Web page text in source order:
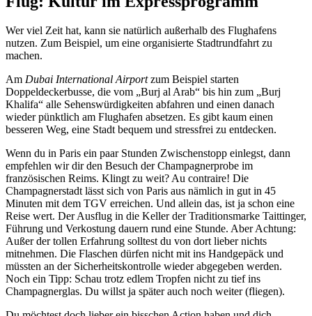
Wer viel Zeit hat, kann sie natürlich außerhalb des Flughafens
nutzen. Zum Beispiel, um eine organisierte Stadtrundfahrt zu
machen.
Am Dubai International Airportzum Beispiel starten
Doppeldeckerbusse, die vom „Burj al Arab“ bis hin zum „Burj
Khalifa“ alle Sehenswürdigkeiten abfahren und einen danach
wieder pünktlich am Flughafen absetzen. Es gibt kaum einen
besseren Weg, eine Stadt bequem und stressfrei zu entdecken.
Wenn du in Paris ein paar Stunden Zwischenstopp einlegst, dann
empfehlen wir dir den Besuch der Champagnerprobe im
französischen Reims. Klingt zu weit? Au contraire! Die
Champagnerstadt lässt sich von Paris aus nämlich in gut in 45
Minuten mit dem TGV erreichen. Und allein das, ist ja schon eine
Reise wert. Der Ausflug in die Keller der Traditionsmarke Taittinger,
Führung und Verkostung dauern rund eine Stunde. Aber Achtung:
Außer der tollen Erfahrung solltest du von dort lieber nichts
mitnehmen. Die Flaschen dürfen nicht mit ins Handgepäck und
müssten an der Sicherheitskontrolle wieder abgegeben werden.
Noch ein Tipp: Schau trotz edlem Tropfen nicht zu tief ins
Champagnerglas. Du willst ja später auch noch weiter (fliegen).